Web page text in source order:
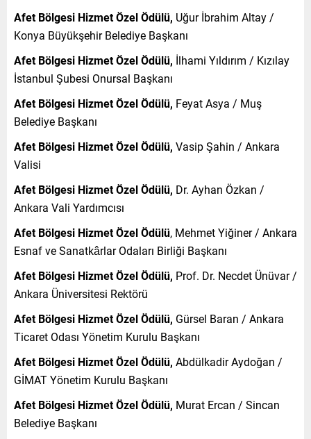
Afet Bölgesi Hizmet Özel Ödülü, Uğur İbrahim Altay /
Konya Büyükşehir Belediye Başkanı
Afet Bölgesi Hizmet Özel Ödülü, İlhami Yıldırım / Kızılay
İstanbul Şubesi Onursal Başkanı
Afet Bölgesi Hizmet Özel Ödülü, Feyat Asya / Muş
Belediye Başkanı
Afet Bölgesi Hizmet Özel Ödülü, Vasip Şahin / Ankara
Valisi
Afet Bölgesi Hizmet Özel Ödülü, Dr. Ayhan Özkan /
Ankara Vali Yardımcısı
Afet Bölgesi Hizmet Özel Ödülü, Mehmet Yiğiner / Ankara
Esnaf ve Sanatkârlar Odaları Birliği Başkanı
Afet Bölgesi Hizmet Özel Ödülü, Prof. Dr. Necdet Ünüvar /
Ankara Üniversitesi Rektörü
Afet Bölgesi Hizmet Özel Ödülü, Gürsel Baran / Ankara
Ticaret Odası Yönetim Kurulu Başkanı
Afet Bölgesi Hizmet Özel Ödülü, Abdülkadir Aydoğan /
GİMAT Yönetim Kurulu Başkanı
Afet Bölgesi Hizmet Özel Ödülü, Murat Ercan / Sincan
Belediye Başkanı